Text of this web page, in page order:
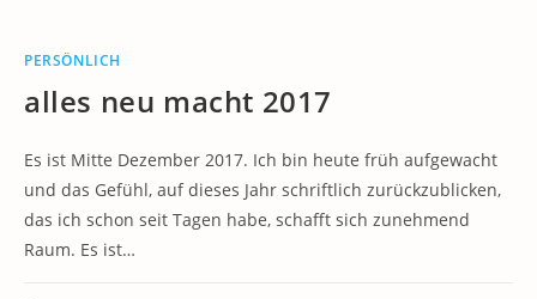
PERSÖNLICH
alles neu macht 2017
Es ist Mitte Dezember 2017. Ich bin heute früh aufgewacht
und das Gefühl, auf dieses Jahr schriftlich zurückzublicken,
das ich schon seit Tagen habe, schafft sich zunehmend
Raum. Es ist…